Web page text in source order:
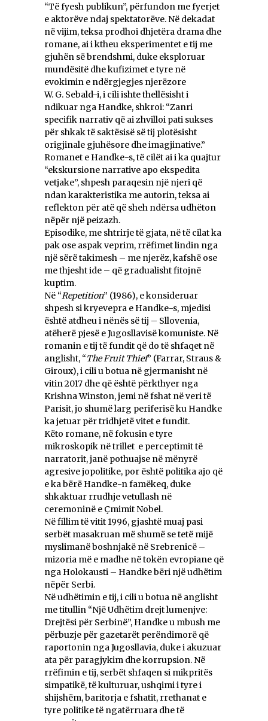
“Të fyesh publikun”, përfundon me fyerjet
e aktorëve ndaj spektatorëve. Në dekadat
në vijim, teksa prodhoi dhjetëra drama dhe
romane, ai i ktheu eksperimentet e tij me
gjuhën së brendshmi, duke eksploruar
mundësitë dhe kufizimet e tyre në
evokimin e ndërgjegjes njerëzore
W. G. Sebald-i, i cili ishte thellësisht i
ndikuar nga Handke, shkroi: “Zanri
specifik narrativ që ai zhvilloi pati sukses
për shkak të saktësisë së tij plotësisht
origjinale gjuhësore dhe imagjinative.”
Romanet e Handke-s, të cilët ai i ka quajtur
“ekskursione narrative apo ekspedita
vetjake”, shpesh paraqesin një njeri që
ndan karakteristika me autorin, teksa ai
reflekton për atë që sheh ndërsa udhëton
nëpër një peizazh.
Episodike, me shtrirje të gjata, në të cilat ka
pak ose aspak veprim, rrëfimet lindin nga
një sërë takimesh – me njerëz, kafshë ose
me thjesht ide – që gradualisht fitojnë
kuptim.
Në “Repetition” (1986), e konsideruar
shpesh si kryevepra e Handke-s, mjedisi
është atdheu i nënës së tij – Sllovenia,
atëherë pjesë e Jugosllavisë komuniste. Në
romanin e tij të fundit që do të shfaqet në
anglisht, “The Fruit Thief” (Farrar, Straus &
Giroux), i cili u botua në gjermanisht në
vitin 2017 dhe që është përkthyer nga
Krishna Winston, jemi në fshat në veri të
Parisit, jo shumë larg periferisë ku Handke
ka jetuar për tridhjetë vitet e fundit.
Këto romane, në fokusin e tyre
mikroskopik në trillet e perceptimit të
narratorit, janë pothuajse në mënyrë
agresive jopolitike, por është politika ajo që
e ka bërë Handke-n famëkeq, duke
shkaktuar rrudhje vetullash në
ceremoninë e Çmimit Nobel.
Në fillim të vitit 1996, gjashtë muaj pasi
serbët masakruan më shumë se tetë mijë
myslimanë boshnjakë në Srebrenicë –
mizoria më e madhe në tokën evropiane që
nga Holokausti – Handke bëri një udhëtim
nëpër Serbi.
Në udhëtimin e tij, i cili u botua në anglisht
me titullin “Një Udhëtim drejt lumenjve:
Drejtësi për Serbinë”, Handke u mbush me
përbuzje për gazetarët perëndimorë që
raportonin nga Jugosllavia, duke i akuzuar
ata për paragjykim dhe korrupsion. Në
rrëfimin e tij, serbët shfaqen si mikpritës
simpatikë, të kulturuar, ushqimi i tyre i
shijshëm, baritorja e fshatit, rrethanat e
tyre politike të ngatërruara dhe të